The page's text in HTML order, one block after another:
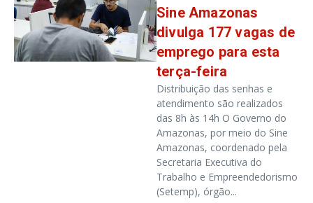
Sine Amazonas
divulga 177 vagas de
emprego para esta
terça-feira
Distribuição das senhas e
atendimento são realizados
das 8h às 14h O Governo do
Amazonas, por meio do Sine
Amazonas, coordenado pela
Secretaria Executiva do
Trabalho e Empreendedorismo
(Setemp), órgão...